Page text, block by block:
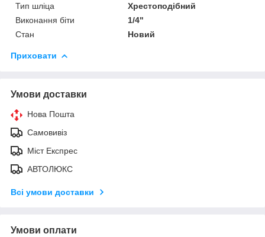
Тип шліца
Хрестоподібний
Виконання біти
1/4"
Стан
Новий
Приховати
Умови доставки
Нова Пошта
Самовивіз
Міст Експрес
АВТОЛЮКС
Всі умови доставки
Умови оплати